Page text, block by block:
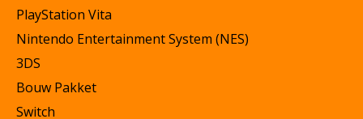
PlayStation Vita
Nintendo Entertainment System (NES)
3DS
Bouw Pakket
Switch